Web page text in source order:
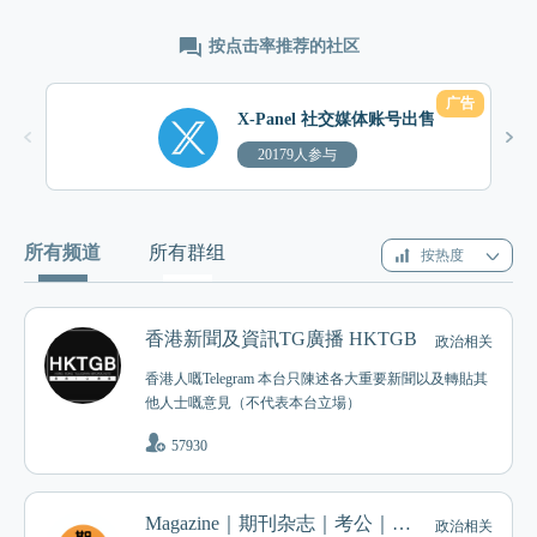
按点击率推荐的社区
X-Panel 社交媒体账号出售
20179人参与
广告
所有频道 所有群组 按热度
香港新聞及資訊TG廣播 HKTGB 政治相关
香港人嘅Telegram 本台只陳述各大重要新聞以及轉貼其
他人士嘅意見（不代表本台立場）
57930
Magazine｜期刊杂志｜考公｜财新周刊｜中文 | 网课分享｜经济学人 政治相关